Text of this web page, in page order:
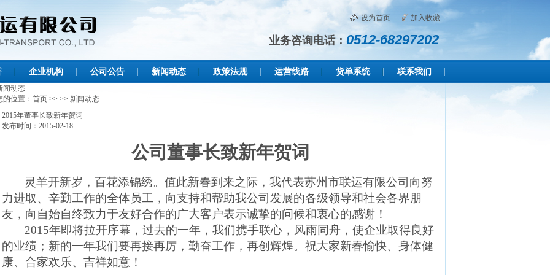
设为首页 加入收藏
业务咨询电话： 0512-68297202
企业机构 公司公告 新闻动态 政策法规 运营线路 货单系统 联系我们
闻动态
的位置： 首页>> >> 新闻动态
2015年董事长致新年贺词
发布时间：2015-02-18
公司董事长致新年贺词
灵羊开新岁，百花添锦绣。值此新春到来之际，我代表苏州市联运有限公司向努
力进取、辛勤工作的全体员工，向支持和帮助我公司发展的各级领导和社会各界朋
友，向自始自终致力于友好合作的广大客户表示诚挚的问候和衷心的感谢！
2015年即将拉开序幕，过去的一年，我们携手联心，风雨同舟，使企业取得良好
的业绩；新的一年我们要再接再厉，勤奋工作，再创辉煌。祝大家新春愉快、身体健
康、合家欢乐、吉祥如意！